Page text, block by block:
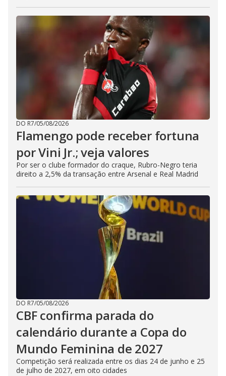
DO R7/05/08/2026
Flamengo pode receber fortuna
por Vini Jr.; veja valores
Por ser o clube formador do craque, Rubro-Negro teria
direito a 2,5% da transação entre Arsenal e Real Madrid
DO R7/05/08/2026
CBF confirma parada do
calendário durante a Copa do
Mundo Feminina de 2027
Competição será realizada entre os dias 24 de junho e 25
de julho de 2027, em oito cidades